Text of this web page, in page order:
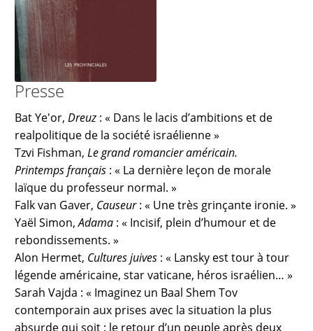
Presse
Bat Ye'or,Dreuz : « Dans le lacis d’ambitions et de
realpolitique de la société israélienne »
Tzvi Fishman,Le grand romancier américain.
Printemps français : « La dernière leçon de morale
laïque du professeur normal. »
Falk van Gaver, Causeur: « Une très grinçante ironie. »
Yaël Simon,Adama : « Incisif, plein d’humour et de
rebondissements. »
Alon Hermet, Cultures juives : « Lansky est tour à tour
légende américaine, star vaticane, héros israélien… »
Sarah Vajda : « Imaginez un Baal Shem Tov
contemporain aux prises avec la situation la plus
absurde qui soit : le retour d’un peuple après deux